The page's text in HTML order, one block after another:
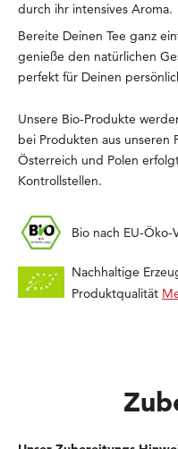
durch ihr intensives Aroma.
Bereite Deinen Tee ganz
genieße den natürlichen
perfekt für Deinen
Unsere Bio-Produkte
bei Produkten aus unseren
Österreich und Polen
Kontrollstellen.
Bio nach EU-Öko-
Nachhaltige
Produktqualität